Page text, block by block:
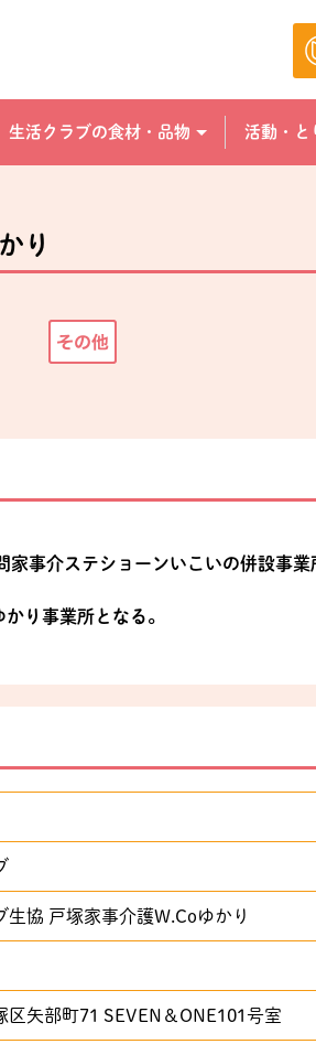
生活クラブの食材・品物 活動・と
り
事介ステショーンいこいの併設事業
り事業所となる。
生協 戸塚家事介護W.Coゆかり
区矢部町71 SEVEN＆ONE101号室